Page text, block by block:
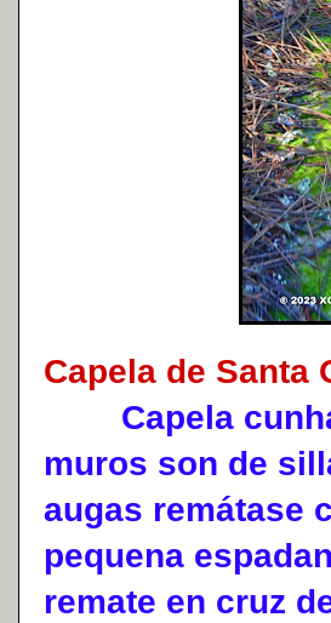
Capela de Santa
Capela cunha
muros son de
augas remátase
pequena
remate en cruz